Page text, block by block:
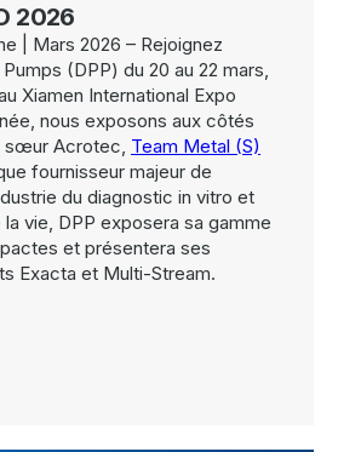
2026
| Mars 2026 – Rejoignez
(DPP) du 20 au 22 mars,
Xiamen International Expo
nous exposons aux côtés
Acrotec, Team Metal (S)
fournisseur majeur de
du diagnostic in vitro et
vie, DPP exposera sa gamme
et présentera ses
Exacta et Multi-Stream.